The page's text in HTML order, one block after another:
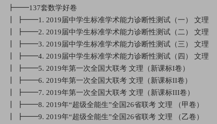
┣━━137套数学好卷
┃ ┣━━1. 2019届中学生标准学术能力诊断性测试（一） 文理
┃ ┣━━2. 2019届中学生标准学术能力诊断性测试（二） 文理
┃ ┣━━3. 2019届中学生标准学术能力诊断性测试（三） 文理
┃ ┣━━4. 2019届中学生标准学术能力诊断性测试（四） 文理
┃ ┣━━5. 2019年第一次全国大联考 文理（新课标I卷）
┃ ┣━━6. 2019年第一次全国大联考 文理（新课标II卷）
┃ ┣━━7. 2019年第一次全国大联考 文理（新课标III卷）
┃ ┣━━8. 2019年“超级全能生”全国26省联考 文理 （甲卷）
┃ ┣━━9. 2019年“超级全能生”全国26省联考 文理 （乙卷）